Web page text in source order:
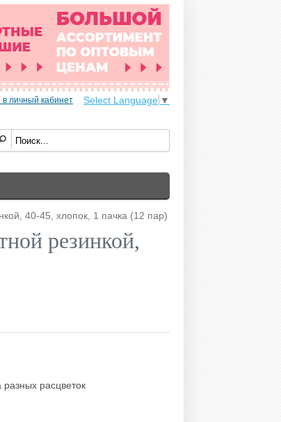
в личный кабинет Select Language ▼
40-45, хлопок, 1 пачка (12 пар)
резинкой,
расцветок